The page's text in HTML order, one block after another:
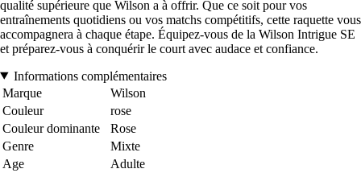
qualité supérieure que Wilson a à offrir. Que ce soit pour vos
entraînements quotidiens ou vos matchs compétitifs, cette raquette vous
accompagnera à chaque étape. Équipez-vous de la Wilson Intrigue SE
et préparez-vous à conquérir le court avec audace et confiance.
Informations complémentaires
Marque
Wilson
Couleur
rose
Couleur dominante
Rose
Genre
Mixte
Age
Adulte